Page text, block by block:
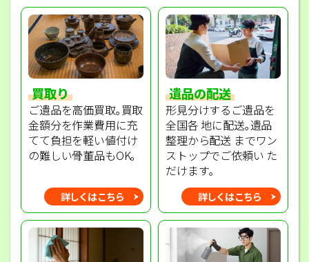
買取り
ご遺品を高価買取｡買取
金額分を作業費用に充
てて負担を軽い値付け
の難しい骨董品もOK｡
詳しくはこちら
遺品の配送
形見分けするご遺品を
全国各 地に配送｡遺品
整理から配送 までワン
ストップでご依頼い た
だけます｡
詳しくはこちら